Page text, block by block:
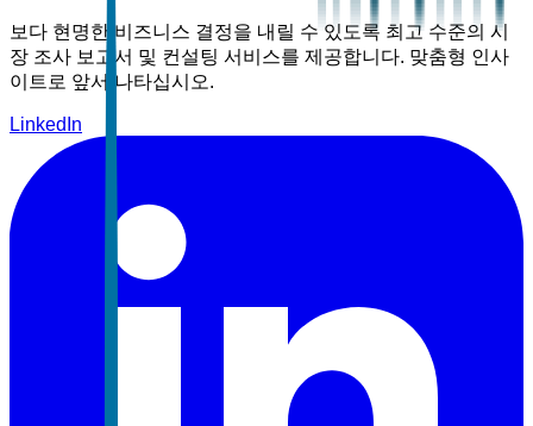
보다 현명한 비즈니스 결정을 내릴 수 있도록 최고 수준의 시
장 조사 보고서 및 컨설팅 서비스를 제공합니다. 맞춤형 인사
이트로 앞서 나타십시오.
LinkedIn